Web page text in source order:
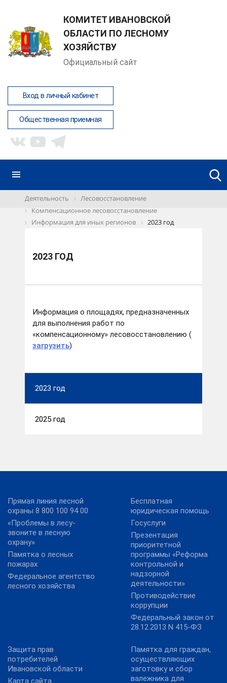
КОМИТЕТ ИВАНОВСКОЙ
ОБЛАСТИ ПО ЛЕСНОМУ
ХОЗЯЙСТВУ
Официальный сайт
Вход в личный кабинет
Общественная приемная
Деятельность
Лесовосстановление
Компенсационное лесовосстановление
Информация для иных регионов
2023 год
2023 ГОД
Информация о площадях, предназначенных
для выполнения работ по
«компенсационному» лесовосстановлению (
загрузить)
2023 год
2025 год
Прямая линия лесной
охраны 8 800 100 94 00
«Проблемы в лесу-
звоните в лесную
охрану»
Памятка о лесных
пожарах
Федеральное агентство
лесного хозяйства
Бесплатная
юридическая помощь
Госуслуги
Презентация
приоритетной
программы «Реформа
контрольной и
надзорной
деятельности»
Противодействие
коррупции
Федеральный закон от
28.12.2013 N 415-ФЗ
Защита прав
потребителей
Ивановской области
Карта сайта
Памятка для граждан,
осуществляющих
заготовку и сбор
валежника для